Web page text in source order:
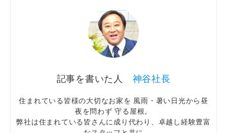
神谷社長
住まれている皆様の大切なお家を 風雨・暑い日光から昼
夜を問わず 守る屋根。
弊社は住まれている皆さんに成り代わり、卓越し経験豊富